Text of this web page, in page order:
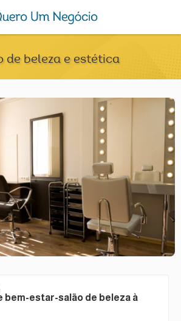
de beleza e estética
bem-estar-salão de beleza à